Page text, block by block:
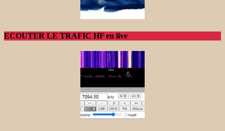
ECOUTER LE TRAFIC HF en live